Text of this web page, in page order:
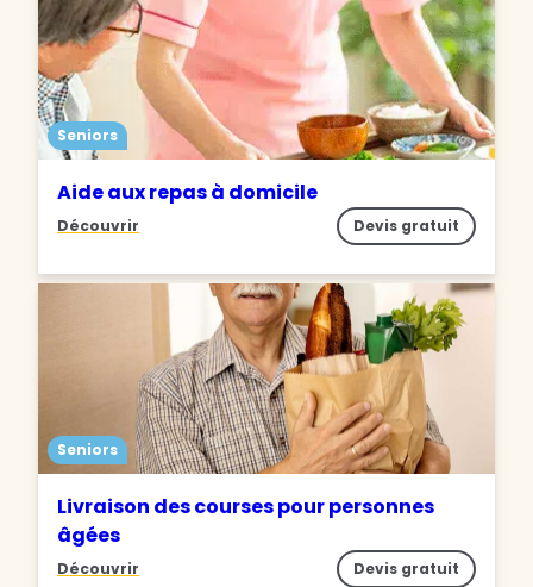
Seniors
Aide aux repas à domicile
Découvrir Devis gratuit
Seniors
Livraison des courses pour personnes
âgées
Découvrir Devis gratuit